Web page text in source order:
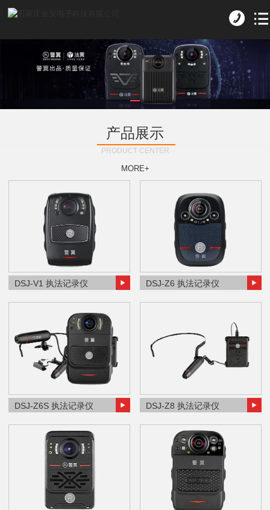
产品展示
PRODUCT CENTER
MORE+
DSJ-V1 执法记录仪 DSJ-Z6 执法记录仪
DSJ-Z6S 执法记录仪 DSJ-Z8 执法记录仪